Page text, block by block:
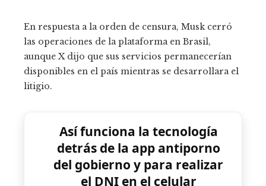
En respuesta a la orden de censura, Musk cerró
las operaciones de la plataforma en Brasil,
aunque X dijo que sus servicios permanecerían
disponibles en el país mientras se desarrollara el
litigio.
Así funciona la tecnología
detrás de la app antiporno
del gobierno y para realizar
el DNI en el celular